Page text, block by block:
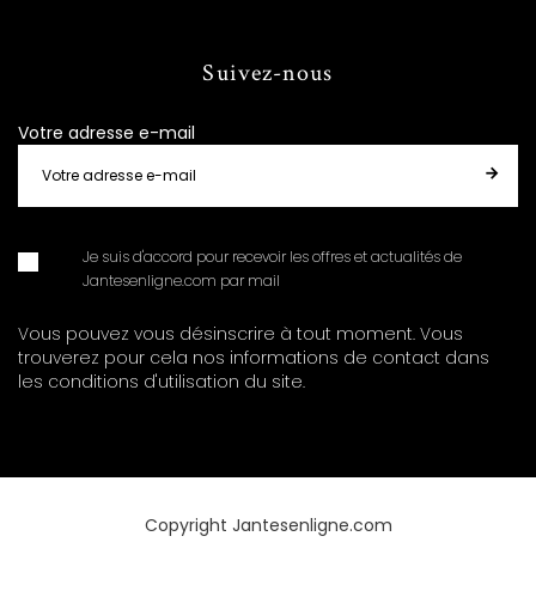
Suivez-nous
Votre adresse e-mail
Je suis d'accord pour recevoir les offres et actualités de
Jantesenligne.com par mail
Vous pouvez vous désinscrire à tout moment. Vous
trouverez pour cela nos informations de contact dans
les conditions d'utilisation du site.
Copyright Jantesenligne.com